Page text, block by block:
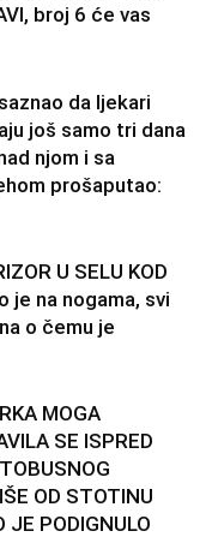
broj 6 će vas
da ljekari
još samo tri dana
njom i sa
prošaputao:
U SELU KOD
je na nogama, svi
o čemu je
MOGA
SE ISPRED
OD STOTINU
JE PODIGNULO